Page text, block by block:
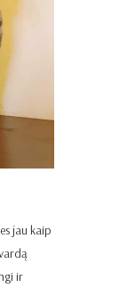
jau kaip
ir